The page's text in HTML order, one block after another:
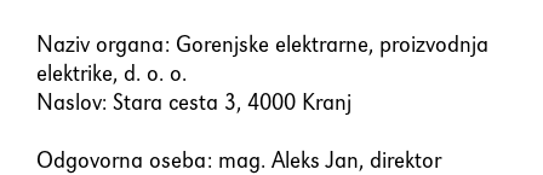
Naziv organa: Gorenjske elektrarne, proizvodnja
elektrike, d. o. o.
Naslov: Stara cesta 3, 4000 Kranj
Odgovorna oseba: mag. Aleks Jan, direktor
Skoči na glavno vsebino
Vrne se na domačo stran